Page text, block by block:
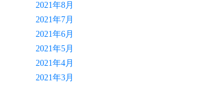
2021年8月
2021年7月
2021年6月
2021年5月
2021年4月
2021年3月